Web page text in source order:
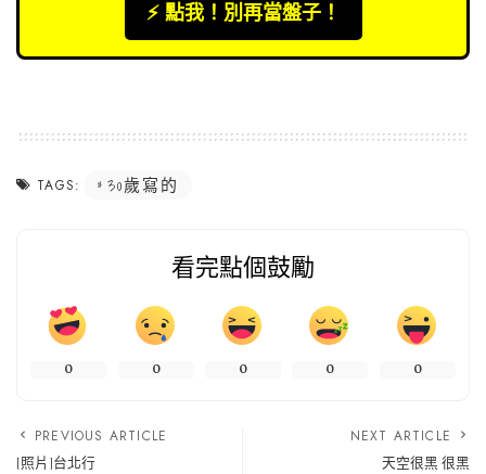
⚡️ 點我！別再當盤子！
TAGS: 30歲寫的
看完點個鼓勵
0 0 0 0 0
PREVIOUS ARTICLE
[照片]台北行
NEXT ARTICLE
天空很黑 很黑